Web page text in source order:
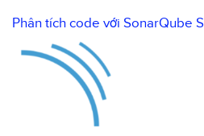
Phân tích code với SonarQube